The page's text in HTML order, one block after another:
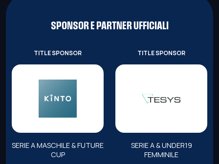
SPONSOR E PARTNER UFFICIALI
TITLE SPONSOR
SERIE A MASCHILE & FUTURE
CUP
TITLE SPONSOR
SERIE A & UNDER19
FEMMINILE